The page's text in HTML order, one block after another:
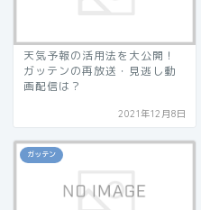
天気予報の活用法を大公開！
ガッテンの再放送・見逃し動
画配信は？
2021年12月8日
ガッテン